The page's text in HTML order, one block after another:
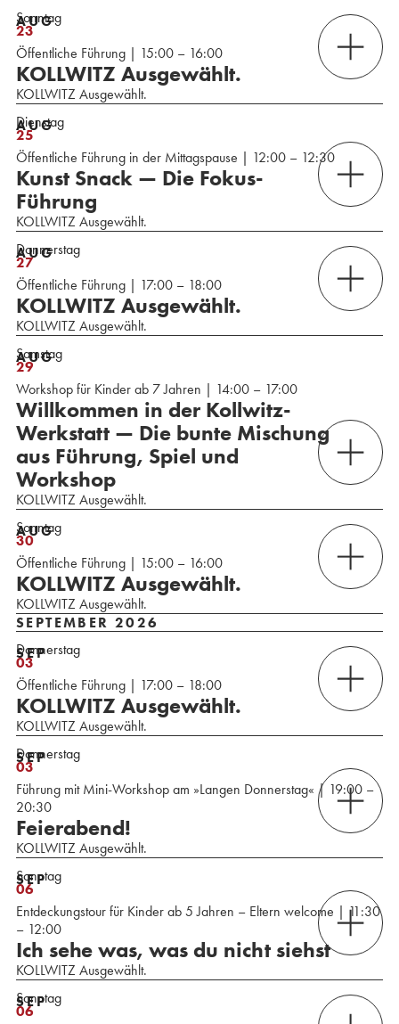
Sonntag
23
AUG
Öffentliche Führung | 15:00 – 16:00
KOLLWITZ Ausgewählt.
KOLLWITZ Ausgewählt.
Dienstag
25
AUG
Öffentliche Führung in der Mittagspause | 12:00 – 12:30
Kunst Snack — Die Fokus-
Führung
KOLLWITZ Ausgewählt.
Donnerstag
27
AUG
Öffentliche Führung | 17:00 – 18:00
KOLLWITZ Ausgewählt.
KOLLWITZ Ausgewählt.
Samstag
29
AUG
Workshop für Kinder ab 7 Jahren | 14:00 – 17:00
Willkommen in der Kollwitz-
Werkstatt — Die bunte Mischung
aus Führung, Spiel und
Workshop
KOLLWITZ Ausgewählt.
Sonntag
30
AUG
Öffentliche Führung | 15:00 – 16:00
KOLLWITZ Ausgewählt.
KOLLWITZ Ausgewählt.
SEPTEMBER 2026
Donnerstag
03
SEP
Öffentliche Führung | 17:00 – 18:00
KOLLWITZ Ausgewählt.
KOLLWITZ Ausgewählt.
Donnerstag
03
SEP
Führung mit Mini-Workshop am »Langen Donnerstag« | 19:00 –
20:30
Feierabend!
KOLLWITZ Ausgewählt.
Sonntag
06
SEP
Entdeckungstour für Kinder ab 5 Jahren – Eltern welcome | 11:30
– 12:00
Ich sehe was, was du nicht siehst
KOLLWITZ Ausgewählt.
Sonntag
06
SEP